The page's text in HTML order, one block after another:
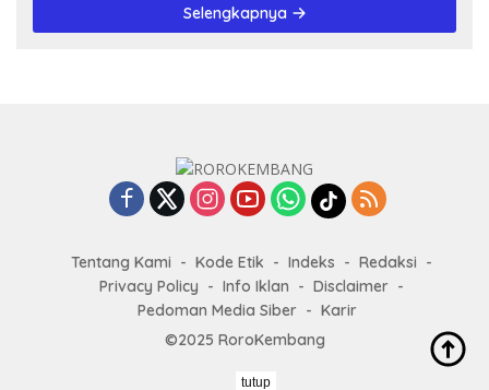
Selengkapnya
Tentang Kami Kode Etik Indeks
Redaksi
Privacy Policy
Info Iklan
Disclaimer
Pedoman Media Siber
Karir
©2025 RoroKembang
tutup